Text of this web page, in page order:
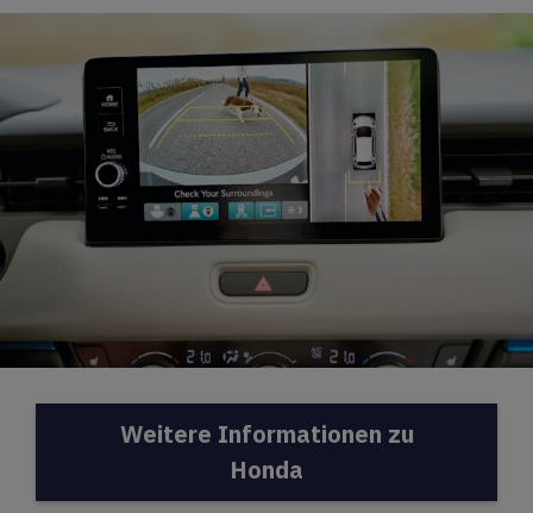
Weitere Informationen zu
Honda